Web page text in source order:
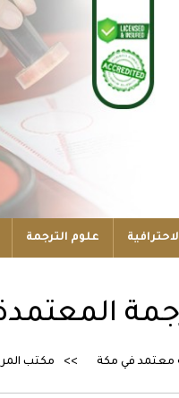
علوم الترجمة
معتمد في مكة مكتب